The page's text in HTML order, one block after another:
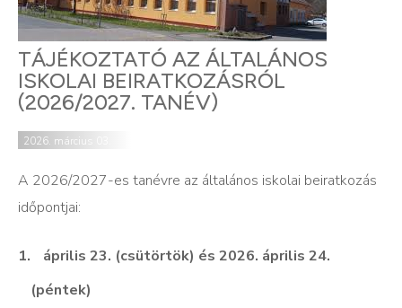
TÁJÉKOZTATÓ AZ ÁLTALÁNOS
ISKOLAI BEIRATKOZÁSRÓL
(2026/2027. TANÉV)
2026. március 03.
A 2026/2027-es tanévre az általános iskolai beiratkozás
időpontjai:
április 23. (csütörtök) és 2026. április 24.
(péntek)